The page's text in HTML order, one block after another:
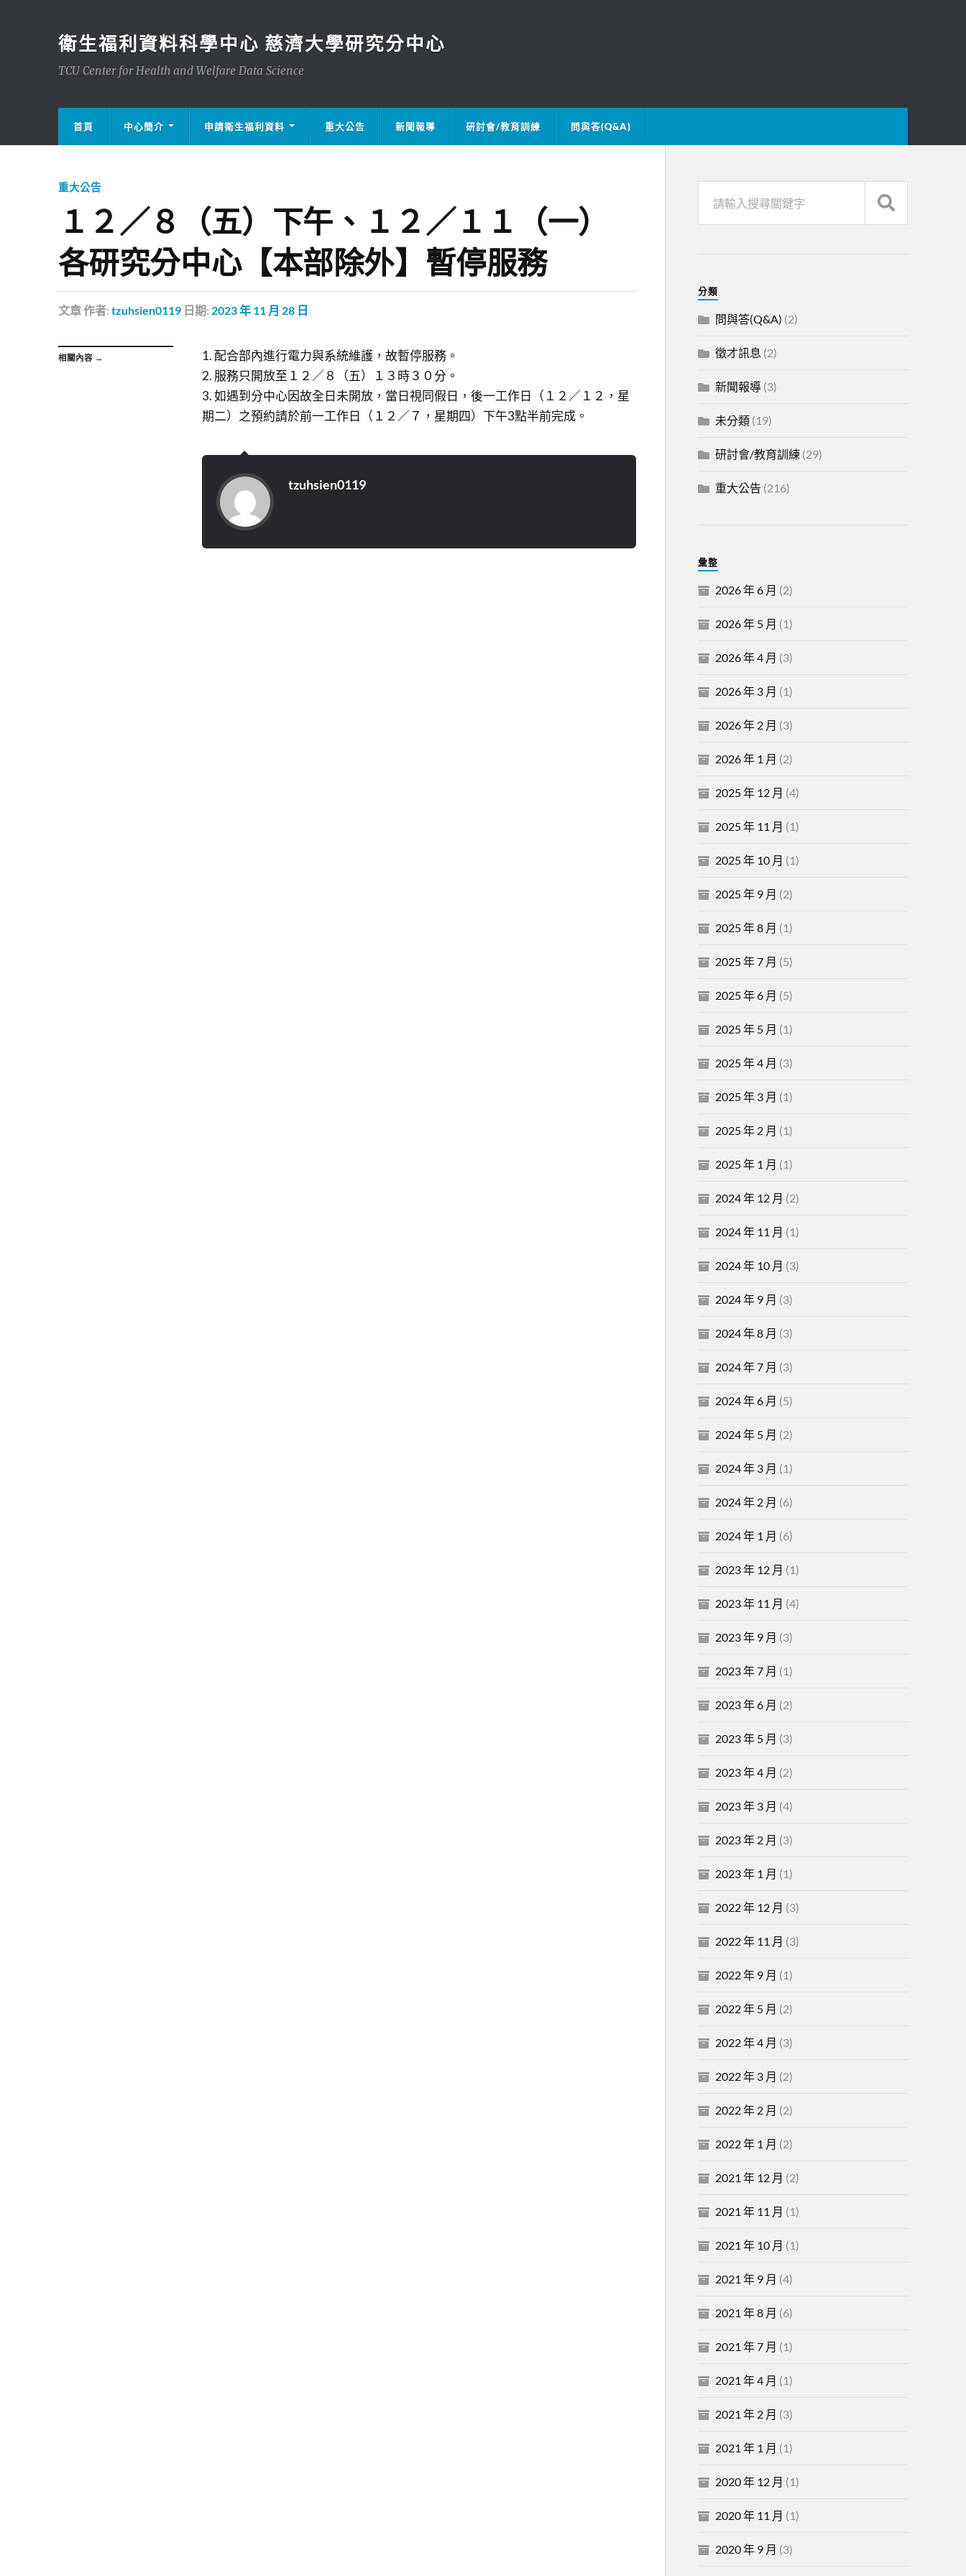
衛生福利資料科學中心 慈濟大學研究分中心
TCU Center for Health and Welfare Data Science
首頁 中心簡介 申請衛生福利資料 重大公告 新聞報導 研討會/教育訓練 問與答(Q&A)
重大公告
１２／８（五）下午、１２／１１（一）
各研究分中心【本部除外】暫停服務
文章作者: tzuhsien0119 日期: 2023 年 11 月 28 日
相關內容 →
1. 配合部內進行電力與系統維護，故暫停服務。
2. 服務只開放至１２／８（五）１３時３０分。
3. 如遇到分中心因故全日未開放，當日視同假日，後一工作日（１２／１２，星
期二）之預約請於前一工作日（１２／７，星期四）下午3點半前完成。
tzuhsien0119
分類
問與答(Q&A) (2)
徵才訊息 (2)
新聞報導(3)
未分類(19)
研討會/教育訓練(29)
重大公告 (216)
彙整
2026 年 6 月 (2)
2026 年 5 月 (1)
2026 年 4 月 (3)
2026 年 3 月 (1)
2026 年 2 月 (3)
2026 年 1 月 (2)
2025 年 12 月 (4)
2025 年 11 月 (1)
2025 年 10 月 (1)
2025 年 9 月 (2)
2025 年 8 月 (1)
2025 年 7 月 (5)
2025 年 6 月 (5)
2025 年 5 月 (1)
2025 年 4 月 (3)
2025 年 3 月 (1)
2025 年 2 月 (1)
2025 年 1 月 (1)
2024 年 12 月 (2)
2024 年 11 月 (1)
2024 年 10 月 (3)
2024 年 9 月 (3)
2024 年 8 月 (3)
2024 年 7 月 (3)
2024 年 6 月 (5)
2024 年 5 月 (2)
2024 年 3 月 (1)
2024 年 2 月 (6)
2024 年 1 月 (6)
2023 年 12 月 (1)
2023 年 11 月 (4)
2023 年 9 月 (3)
2023 年 7 月 (1)
2023 年 6 月 (2)
2023 年 5 月 (3)
2023 年 4 月 (2)
2023 年 3 月 (4)
2023 年 2 月 (3)
2023 年 1 月 (1)
2022 年 12 月 (3)
2022 年 11 月 (3)
2022 年 9 月 (1)
2022 年 5 月 (2)
2022 年 4 月 (3)
2022 年 3 月 (2)
2022 年 2 月 (2)
2022 年 1 月 (2)
2021 年 12 月 (2)
2021 年 11 月 (1)
2021 年 10 月 (1)
2021 年 9 月 (4)
2021 年 8 月 (6)
2021 年 7 月 (1)
2021 年 4 月 (1)
2021 年 2 月 (3)
2021 年 1 月 (1)
2020 年 12 月 (1)
2020 年 11 月 (1)
2020 年 9 月 (3)